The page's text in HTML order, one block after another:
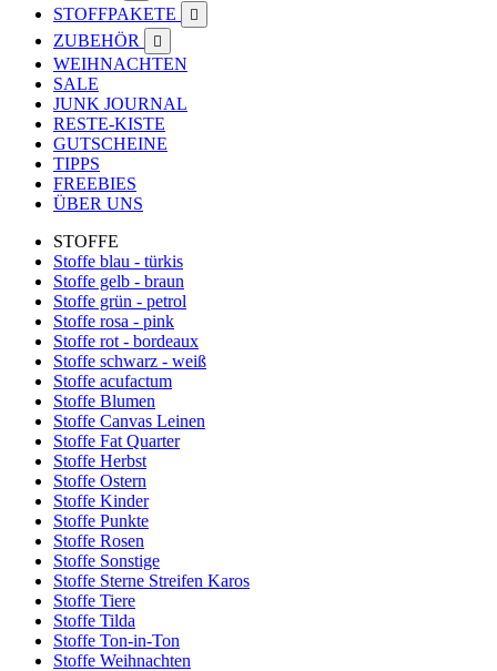
STOFFPAKETE 
ZUBEHÖR 
WEIHNACHTEN
SALE
JUNK JOURNAL
RESTE-KISTE
GUTSCHEINE
TIPPS
FREEBIES
ÜBER UNS
STOFFE
Stoffe blau - türkis
Stoffe gelb - braun
Stoffe grün - petrol
Stoffe rosa - pink
Stoffe rot - bordeaux
Stoffe schwarz - weiß
Stoffe acufactum
Stoffe Blumen
Stoffe Canvas Leinen
Stoffe Fat Quarter
Stoffe Herbst
Stoffe Ostern
Stoffe Kinder
Stoffe Punkte
Stoffe Rosen
Stoffe Sonstige
Stoffe Sterne Streifen Karos
Stoffe Tiere
Stoffe Tilda
Stoffe Ton-in-Ton
Stoffe Weihnachten